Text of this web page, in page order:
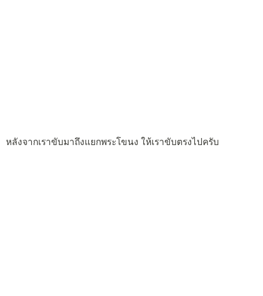
หลังจากเราขับมาถึงแยกพระโขนง ให้เราขับตรงไปครับ